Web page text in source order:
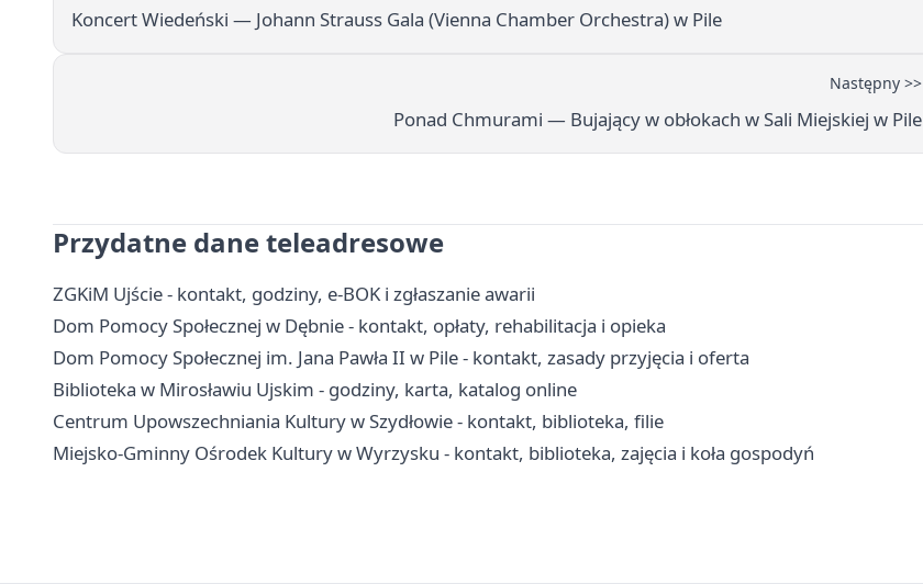
Koncert Wiedeński — Johann Strauss Gala (Vienna Chamber Orchestra) w Pile
Następny >>
Ponad Chmurami — Bujający w obłokach w Sali Miejskiej w Pile
Przydatne dane teleadresowe
ZGKiM Ujście - kontakt, godziny, e-BOK i zgłaszanie awarii
Dom Pomocy Społecznej w Dębnie - kontakt, opłaty, rehabilitacja i opieka
Dom Pomocy Społecznej im. Jana Pawła II w Pile - kontakt, zasady przyjęcia i oferta
Biblioteka w Mirosławiu Ujskim - godziny, karta, katalog online
Centrum Upowszechniania Kultury w Szydłowie - kontakt, biblioteka, filie
Miejsko-Gminny Ośrodek Kultury w Wyrzysku - kontakt, biblioteka, zajęcia i koła gospodyń